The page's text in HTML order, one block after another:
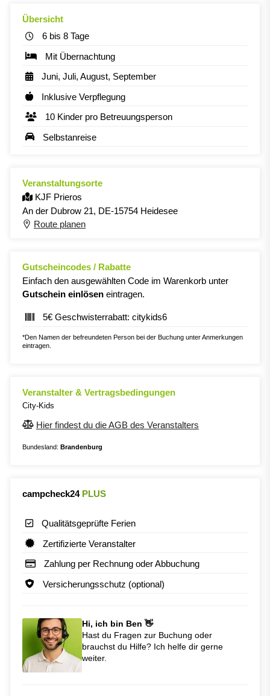
Übersicht
6 bis 8 Tage
Mit Übernachtung
Juni, Juli, August, September
Inklusive Verpflegung
10 Kinder pro Betreuungsperson
Selbstanreise
Veranstaltungsorte
KJF Prieros
An der Dubrow 21, DE-15754 Heidesee
Route planen
Gutscheincodes / Rabatte
Einfach den ausgewählten Code im Warenkorb unter
Gutschein einlösen eintragen.
5€ Geschwisterrabatt: citykids6
*Den Namen der befreundeten Person bei der Buchung unter Anmerkungen
eintragen.
Veranstalter & Vertragsbedingungen
City-Kids
Hier findest du die AGB des Veranstalters
Bundesland: Brandenburg
campcheck24 PLUS
Qualitätsgeprüfte Ferien
Zertifizierte Veranstalter
Zahlung per Rechnung oder Abbuchung
Versicherungsschutz (optional)
Hi, ich bin Ben 👋
Hast du Fragen zur Buchung oder
brauchst du Hilfe? Ich helfe dir gerne
weiter.